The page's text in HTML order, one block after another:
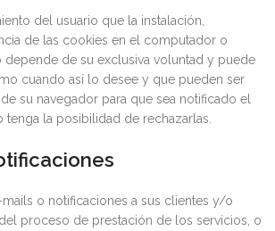
del usuario que la instalación,
de las cookies en el computador o
depende de su exclusiva voluntad y puede
cuando así lo desee y que pueden ser
su navegador para que sea notificado el
la posibilidad de rechazarlas.
o notificaciones a sus clientes y/o
proceso de prestación de los servicios, o